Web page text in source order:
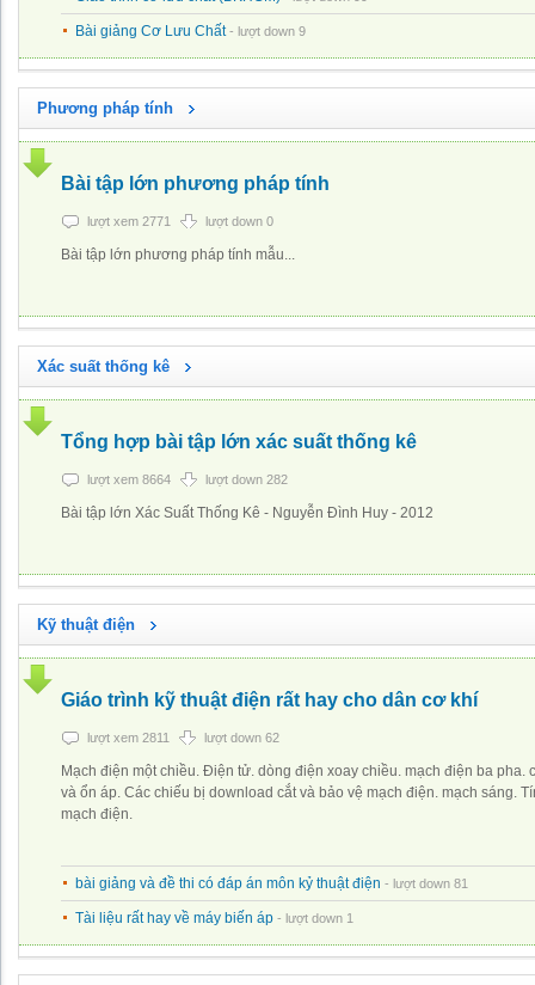
Bài giảng Cơ Lưu Chất - lượt down 9
Phương pháp tính
Bài tập lớn phương pháp tính
lượt xem 2771 lượt down 0
Bài tập lớn phương pháp tính mẫu...
Xác suất thống kê
Tổng hợp bài tập lớn xác suất thống kê
lượt xem 8664 lượt down 282
Bài tập lớn Xác Suất Thống Kê - Nguyễn Đình Huy - 2012
Kỹ thuật điện
Giáo trình kỹ thuật điện rất hay cho dân cơ khí
lượt xem 2811 lượt down 62
Mạch điện một chiều. Điện tử. dòng điện xoay chiều. mạch điện ba pha.
và ổn áp. Các chiếu bị download cắt và bảo vệ mạch điện. mạch sáng.
mạch điện.
bài giảng và đề thi có đáp án môn kỷ thuật điện - lượt down 81
Tài liệu rất hay về máy biến áp - lượt down 1